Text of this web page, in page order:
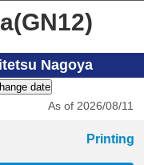
Nagoya
date
As of 2026/08/11
Printing